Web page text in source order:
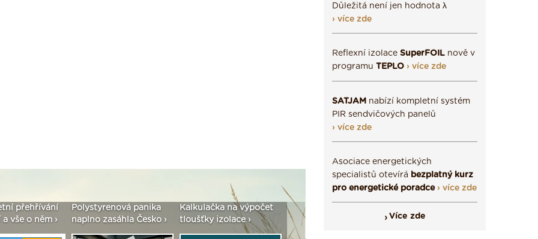
přehřívání
vše o něm ›
Polystyrenová panika
naplno zasáhla Česko ›
Kalkulačka na výpočet
tloušťky izolace ›
Seriál: Fasády ETICS a
vše podstatné v kostce ›
ji tady klidně poptejte ›
Důležitá není jen hodnota λ
› více zde
Reflexní izolace SuperFOIL nově v
programu TEPLO › více zde
SATJAM nabízí kompletní systém
PIR sendvičových panelů
› více zde
Asociace energetických
specialistů otevírá bezplatný kurz
pro energetické poradce › více zde
Více zde